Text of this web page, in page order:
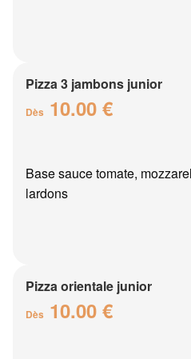
Pizza 3 jambons junior
Dès 10.00 €
Base sauce tomate,
lardons
Pizza orientale junior
Dès 10.00 €